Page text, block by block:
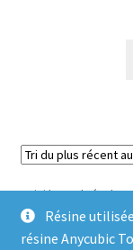
Résine
résine Anycubic
Voici le seul résultat